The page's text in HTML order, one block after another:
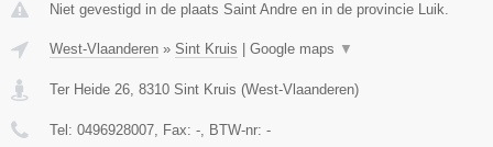
Niet gevestigd in de plaats Saint Andre en in de provincie Luik.
West-Vlaanderen » Sint Kruis Google maps ▼
Ter Heide 26, 8310 Sint Kruis (West-Vlaanderen)
Tel: 0496928007, Fax: -, BTW-nr: -